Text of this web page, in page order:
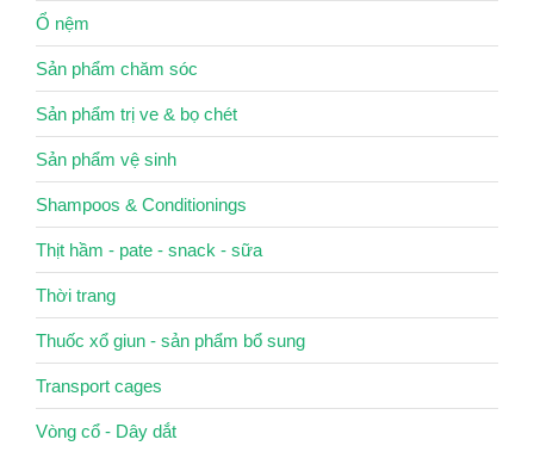
Ổ nệm
Sản phẩm chăm sóc
Sản phẩm trị ve & bọ chét
Sản phẩm vệ sinh
Shampoos & Conditionings
Thịt hầm - pate - snack - sữa
Thời trang
Thuốc xổ giun - sản phẩm bổ sung
Transport cages
Vòng cổ - Dây dắt